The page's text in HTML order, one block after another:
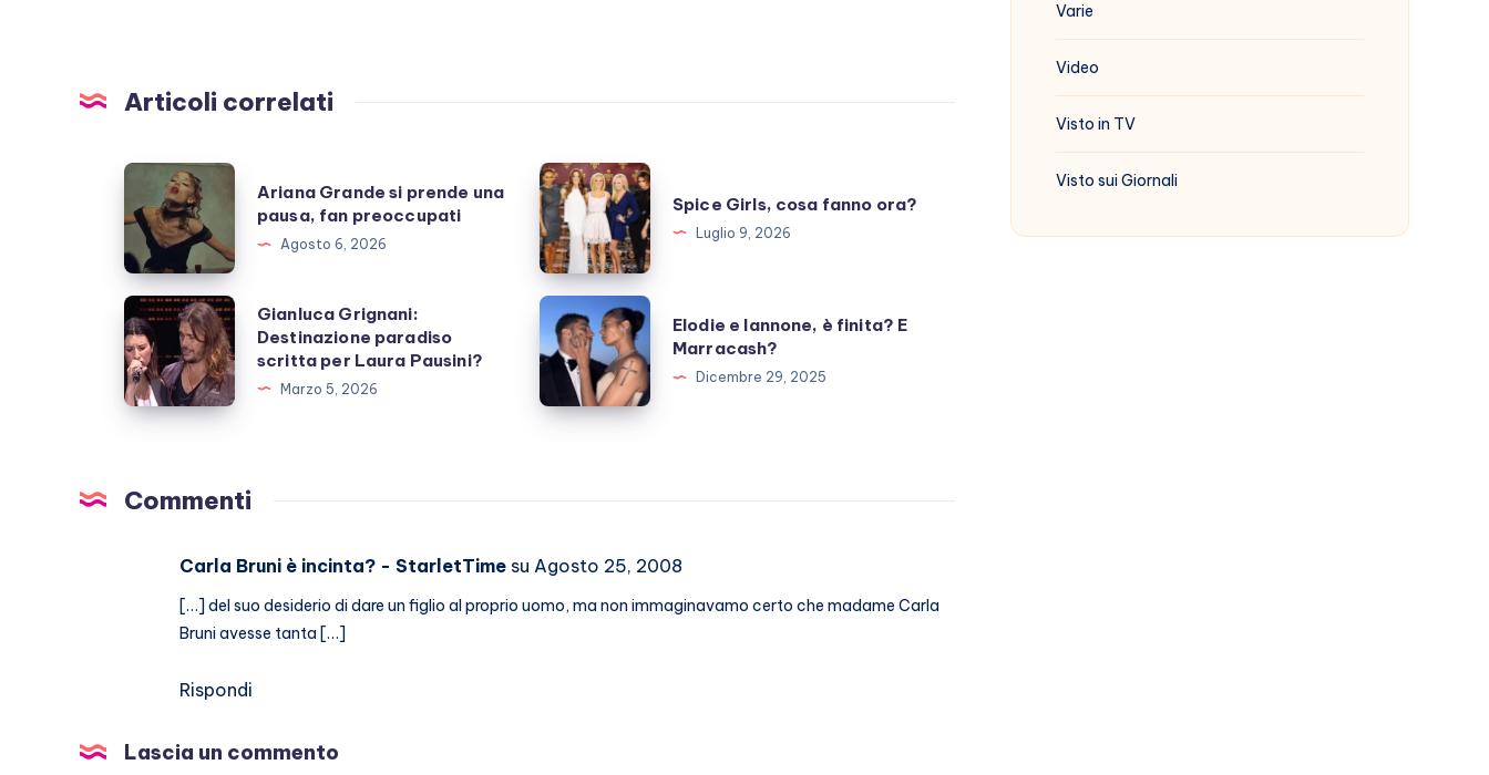
Articoli correlati
Ariana
Grande
prende
una
pausa,
fan
preoccupati
Ariana Grande si prende una
pausa, fan preoccupati
Agosto 6, 2026
Spice
Girls,
cosa
fanno
ora?
Spice Girls, cosa fanno ora?
Luglio 9, 2026
Gianluca
Grignani:
Destinazione
paradiso
Laura
Gianluca Grignani:
Destinazione paradiso
scritta per Laura Pausini?
Marzo 5, 2026
Elodie
e
Iannone,
è
Marracash?
Elodie e Iannone, è finita? E
Marracash?
Dicembre 29, 2025
Commenti
Carla Bruni è incinta? - StarletTime su Agosto 25, 2008
[…] del suo desiderio di dare un figlio al proprio uomo, ma non immaginavamo certo che madame Carla
Bruni avesse tanta […]
Rispondi
Lascia un commento
Varie
Video
Visto in TV
Visto sui Giornali